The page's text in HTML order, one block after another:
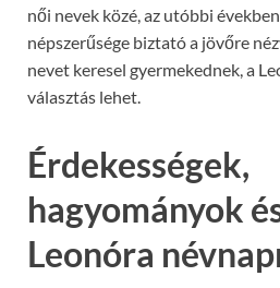
női nevek közé, az utóbbi
népszerűsége biztató a jövőre
nevet keresel gyermekednek, a
választás lehet.
Érdekességek,
hagyományok
Leonóra